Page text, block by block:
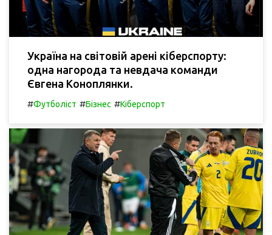
Україна на світовій арені кіберспорту:
одна нагорода та невдача команди
Євгена Коноплянки.
#Футболіст #Бізнес #Кіберспорт